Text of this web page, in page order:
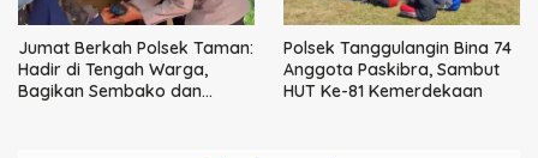
Jumat Berkah Polsek Taman:
Hadir di Tengah Warga,
Bagikan Sembako dan
Polsek Tanggulangin Bina 74
Anggota Paskibra, Sambut
HUT Ke-81 Kemerdekaan